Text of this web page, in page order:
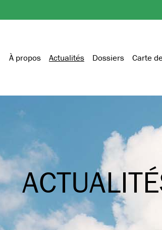
À propos Actualités Dossiers Carte